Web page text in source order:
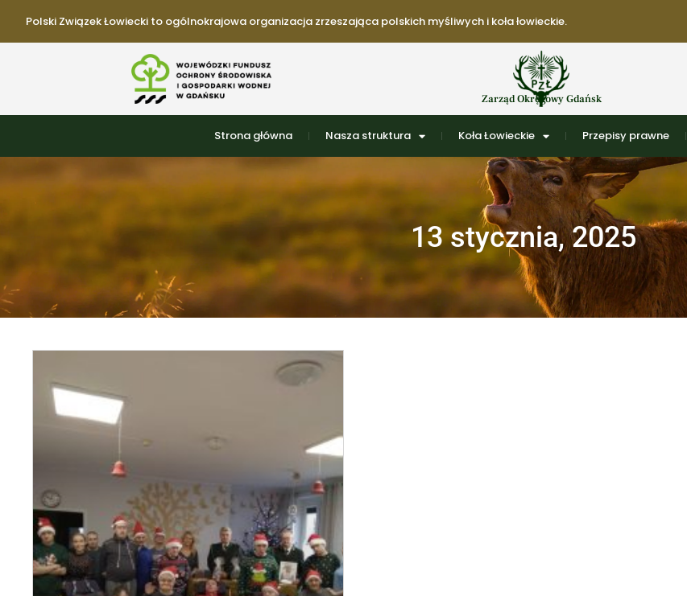
Polski Związek Łowiecki to ogólnokrajowa organizacja zrzeszająca polskich myśliwych i koła łowieckie.
Zarząd Okręgowy Gdańsk
Strona główna Nasza struktura Koła Łowieckie Przepisy prawne
13 stycznia, 2025